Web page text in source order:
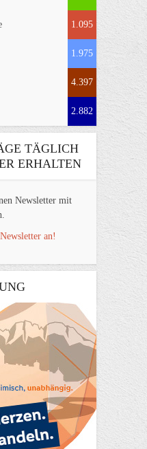
1.095
1.975
4.397
2.882
TÄGLICH
ERHALTEN
Newsletter mit
an!